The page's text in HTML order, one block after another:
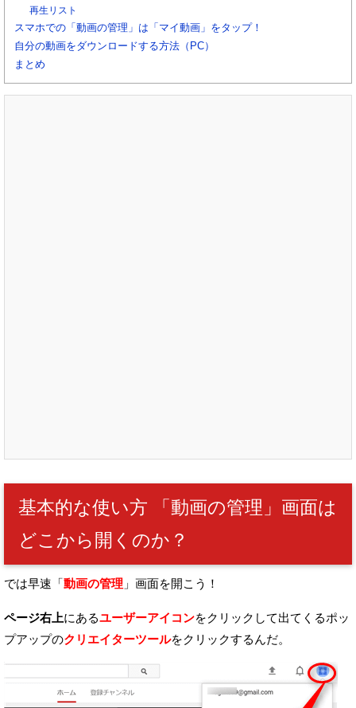
再生リスト
スマホでの「動画の管理」は「マイ動画」をタップ！
自分の動画をダウンロードする方法（PC）
まとめ
基本的な使い方 「動画の管理」画面は
どこから開くのか？
では早速「 動画の管理 」画面を開こう！
ページ右上にあるユーザーアイコンをクリックして出てくるポッ
プアップのクリエイターツールをクリックするんだ。